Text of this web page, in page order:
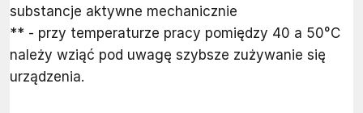
substancje aktywne mechanicznie
** - przy temperaturze pracy pomiędzy 40 a 50°C
należy wziąć pod uwagę szybsze zużywanie się
urządzenia.